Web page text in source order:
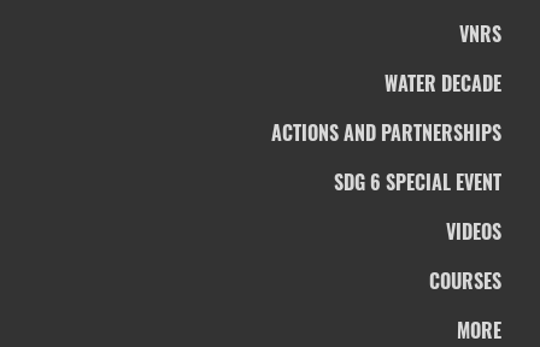
VNRS
WATER DECADE
ACTIONS AND PARTNERSHIPS
SDG 6 SPECIAL EVENT
VIDEOS
COURSES
MORE